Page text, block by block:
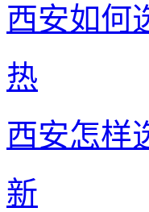
西安如何
热
西安怎样
新